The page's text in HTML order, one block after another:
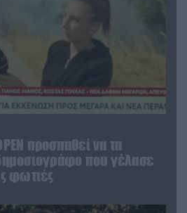
προσπαθεί να τα
που γέλασε
φωτιές